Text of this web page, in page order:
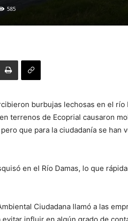
585
burbujas lechosas en el río
terrenos de Ecoprial causaron
que para la ciudadanía se han
en el Río Damas, lo que
Ciudadana llamó a las